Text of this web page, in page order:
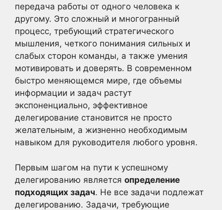
передача работы от одного человека к
другому. Это сложный и многогранный
процесс, требующий стратегического
мышления, четкого понимания сильных и
слабых сторон команды, а также умения
мотивировать и доверять. В современном
быстро меняющемся мире, где объемы
информации и задач растут
экспоненциально, эффективное
делегирование становится не просто
желательным, а жизненно необходимым
навыком для руководителя любого уровня.
Первым шагом на пути к успешному
делегированию является определение
подходящих задач. Не все задачи подлежат
делегированию. Задачи, требующие